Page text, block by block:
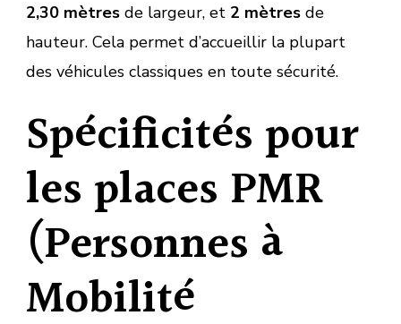
2,30 mètres de largeur, et 2 mètres de
hauteur. Cela permet d’accueillir la plupart
des véhicules classiques en toute sécurité.
Spécificités pour
les places PMR
(Personnes à
Mobilité